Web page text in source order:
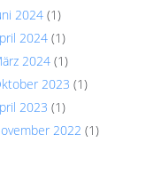
2024 (1)
2024 (1)
2024 (1)
2023 (1)
2023 (1)
2022 (1)